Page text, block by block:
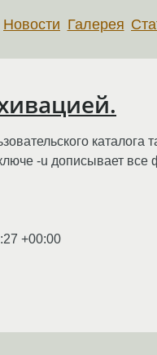
Новости Галерея
-u дописывает все
+00:00